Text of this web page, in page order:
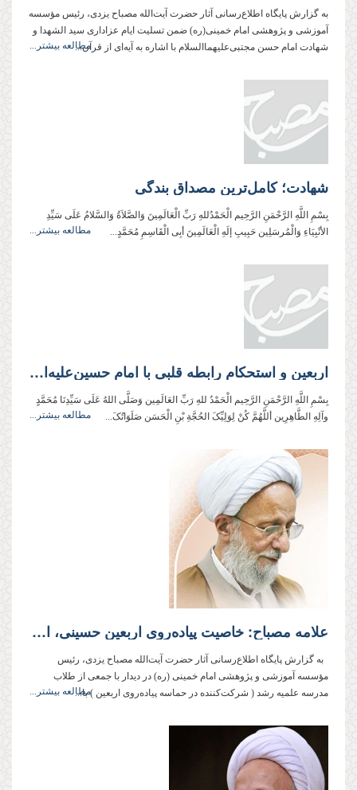
به گزارش پایگاه اطلاع‌رسانی آثار حضرت آیت‌الله مصباح یزدی، رئیس مؤسسه
آموزشی و پژوهشی امام خمینی(ره) ضمن تسلیت ایام عزاداری سید الشهدا و
شهادت امام حسن مجتبی‌علیهماالسلام با اشاره به آیه‌ای از قرآن...مطالعه بیشتر...
شهادت؛ کامل‌ترین مصداق بندگی
بِسْمِ اللَّهِ الرَّحْمَنِ الرَّحِيم الْحَمْدُللهِ رَبِّ الْعَالَمِینَ وَالصَّلاَةُ وَالسَّلامُ عَلَی سَیِّدِ
الأنْبِیَاءِ وَالْمُرسَلِین حَبِیبِ إلَهِ الْعَالَمِینَ أبِی الْقَاسِمِ مُحَمَّدٍ...
مطالعه بیشتر...
اربعین و استحکام رابطه قلبی با امام حسین‌علیه‌السلام
بِسْمِ اللَّهِ الرَّحْمَنِ الرَّحِيم الْحَمْدُ للهِ رَبِّ العَالَمِین وَصَلَّی اللهُ عَلَی سَیِّدِنَا مُحَمَّدٍ
وآلِهِ الطَّاهِرِین أللَّهُمَّ کُنْ لِوَلِیِّکَ الحُجَّةِ بْنِ الْحَسَن صَلَوَاتُکَ...
مطالعه بیشتر...
علامه مصباح: خاصیت پیاده‌روی اربعین حسینی، استحکام رابطه قلبی با محبوب است
به گزارش پایگاه اطلاع‌رسانی آثار حضرت آیت‌الله مصباح یزدی، رئیس
مؤسسه آموزشی و پژوهشی امام خمینی (ره) در دیدار با جمعی از طلاب
مدرسه علمیه رشد ( شرکت‌کننده در حماسه پیاده‌روی اربعین ) با...مطالعه بیشتر...